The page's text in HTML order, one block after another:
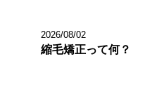
2026/08/02
縮毛矯正って何？